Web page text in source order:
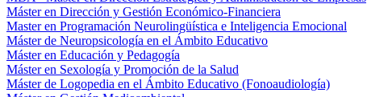
Máster en Dirección y Gestión Económico-Financiera
Master en Programación Neurolingüística e Inteligencia Emocional
Máster de Neuropsicología en el Ámbito Educativo
Máster en Educación y Pedagogía
Máster en Sexología y Promoción de la Salud
Máster de Logopedia en el Ámbito Educativo (Fonoaudiología)